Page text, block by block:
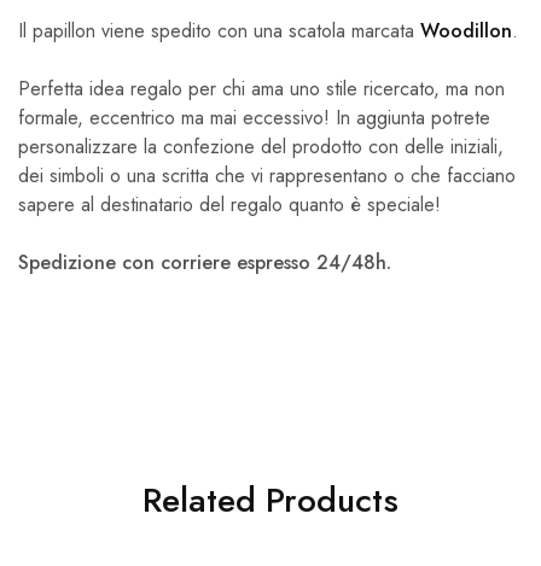
Il papillon viene spedito con una scatola marcata Woodillon.
Perfetta idea regalo per chi ama uno stile ricercato, ma non
formale, eccentrico ma mai eccessivo! In aggiunta potrete
personalizzare la confezione del prodotto con delle iniziali,
dei simboli o una scritta che vi rappresentano o che facciano
sapere al destinatario del regalo quanto è speciale!
Spedizione con corriere espresso 24/48h.
Related Products